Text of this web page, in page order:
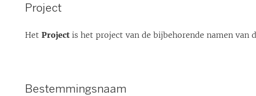
Project
HetProjectis het project van de bijbehorende namen van
Bestemmingsnaam